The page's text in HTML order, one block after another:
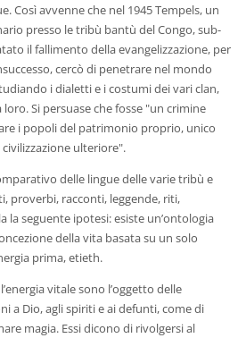
Così avvenne che nel 1945 Tempels, un
presso le tribù bantù del Congo, sub-
il fallimento della evangelizzazione, per
cercò di penetrare nel mondo
i dialetti e i costumi dei vari clan,
Si persuase che fosse "un crimine
i popoli del patrimonio proprio, unico
ulteriore".
delle lingue delle varie tribù e
proverbi, racconti, leggende, riti,
la seguente ipotesi: esiste un’ontologia
della vita basata su un solo
prima, etieth.
vitale sono l’oggetto delle
a Dio, agli spiriti e ai defunti, come di
magia. Essi dicono di rivolgersi al